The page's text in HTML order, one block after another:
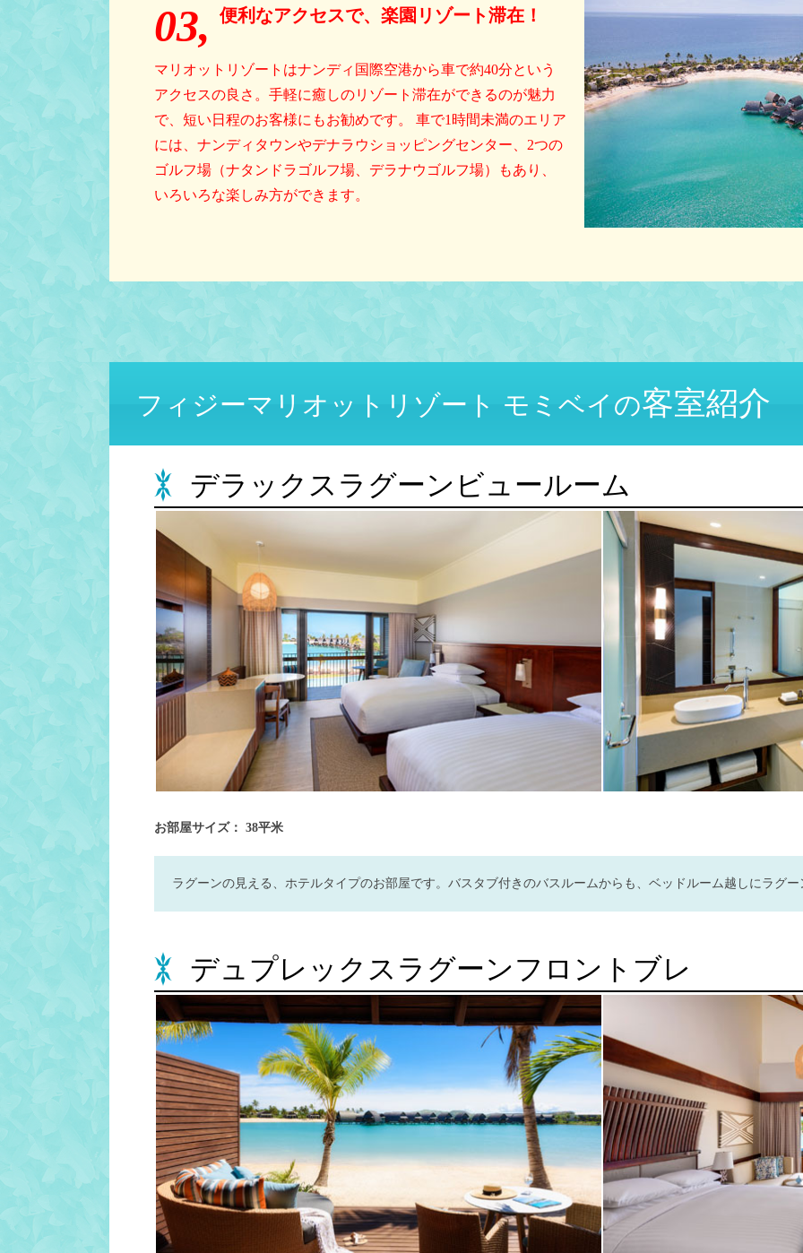
03, 便利なアクセスで、楽園リゾート滞在！
マリオットリゾートはナンディ国際空港から車で約40分という
アクセスの良さ。手軽に癒しのリゾート滞在ができるのが魅力
で、短い日程のお客様にもお勧めです。 車で1時間未満のエリア
には、ナンディタウンやデナラウショッピングセンター、2つの
ゴルフ場（ナタンドラゴルフ場、デラナウゴルフ場）もあり、
いろいろな楽しみ方ができます。
フィジーマリオットリゾート モミベイの客室紹介
デラックスラグーンビュールーム
お部屋サイズ： 38平米
ラグーンの見える、ホテルタイプのお部屋です。バスタブ付きのバスルームからも、ベッドルーム越しにラグ
デュプレックスラグーンフロントブレ